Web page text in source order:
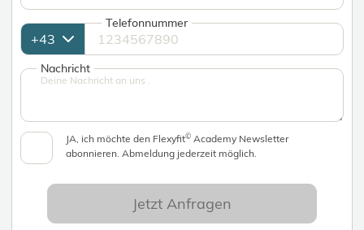
Telefonnummer
Nachricht
JA, ich möchte den Flexyfit© Academy Newsletter
abonnieren. Abmeldung jederzeit möglich.
Jetzt Anfragen